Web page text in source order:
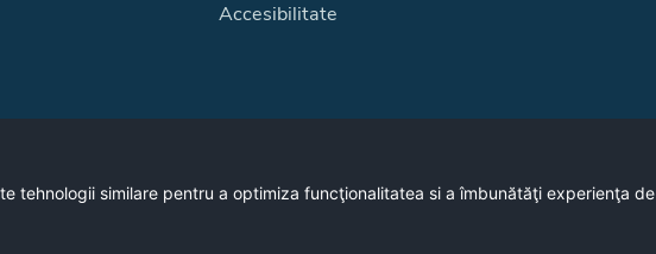
Accesibilitate
tehnologii similare pentru a optimiza funcţionalitatea si a îmbunătăţi experienţa de